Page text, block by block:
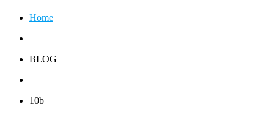
Home
BLOG
10b